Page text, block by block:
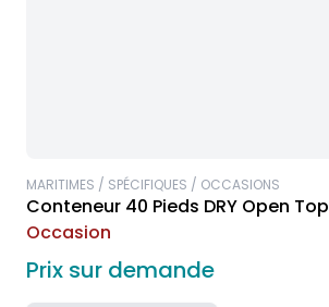
MARITIMES / SPÉCIFIQUES / OCCASIONS
Conteneur 40 Pieds DRY Open Top
Occasion
Prix sur demande